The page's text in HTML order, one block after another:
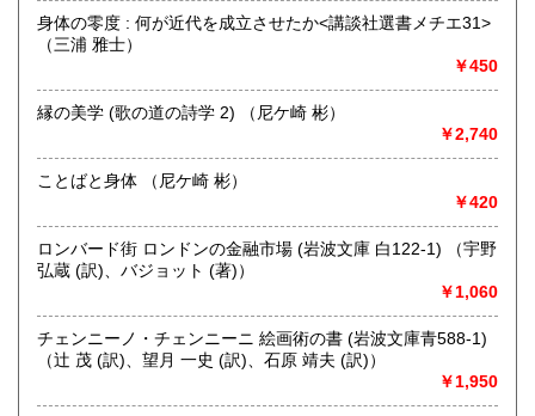
哲学宗教、歴史、社会科学、自然科学、美術工芸、趣味、外
国書、サブカルチャー、古書一般（その他）
オールジャンル
身体の零度 : 何が近代を成立させたか<講談社選書メチエ31>
（三浦 雅士）
￥450
縁の美学 (歌の道の詩学 2) （尼ケ崎 彬）
￥2,740
ことばと身体 （尼ケ崎 彬）
￥420
ロンバード街 ロンドンの金融市場 (岩波文庫 白122-1) （宇野
弘蔵 (訳)、バジョット (著)）
￥1,060
チェンニーノ・チェンニーニ 絵画術の書 (岩波文庫青588-1)
（辻 茂 (訳)、望月 一史 (訳)、石原 靖夫 (訳)）
￥1,950